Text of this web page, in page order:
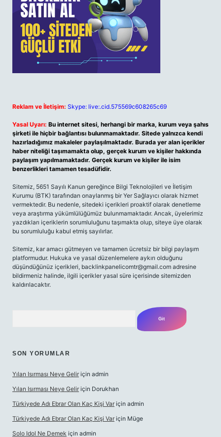
Reklam ve İletişim: Skype: live:.cid.575569c608265c69
Yasal Uyarı: Bu internet sitesi, herhangi bir marka, kurum veya şahıs
şirketi ile hiçbir bağlantısı bulunmamaktadır. Sitede yalnızca kendi
hazırladığımız makaleler paylaşılmaktadır. Burada yer alan içerikler
haber niteliği taşımamakta olup, gerçek kurum ve kişiler hakkında
paylaşım yapılmamaktadır. Gerçek kurum ve kişiler ile isim
benzerlikleri tamamen tesadüfidir.
Sitemiz, 5651 Sayılı Kanun gereğince Bilgi Teknolojileri ve İletişim
Kurumu (BTK) tarafından onaylanmış bir Yer Sağlayıcı olarak hizmet
vermektedir. Bu nedenle, sitedeki içerikleri proaktif olarak denetleme
veya araştırma yükümlülüğümüz bulunmamaktadır. Ancak, üyelerimiz
yazdıkları içeriklerin sorumluluğunu taşımakta olup, siteye üye olarak
bu sorumluluğu kabul etmiş sayılırlar.
Sitemiz, kar amacı gütmeyen ve tamamen ücretsiz bir bilgi paylaşım
platformudur. Hukuka ve yasal düzenlemelere aykırı olduğunu
düşündüğünüz içerikleri, backlinkpanelicomtr@gmail.com adresine
bildirmeniz halinde, ilgili içerikler yasal süre içerisinde sitemizden
kaldırılacaktır.
SON YORUMLAR
Yılan Isırması Neye Gelir için admin
Yılan Isırması Neye Gelir için Dorukhan
Türkiyede Adı Ebrar Olan Kaç Kişi Var için admin
Türkiyede Adı Ebrar Olan Kaç Kişi Var için Müge
Solo Idol Ne Demek için admin